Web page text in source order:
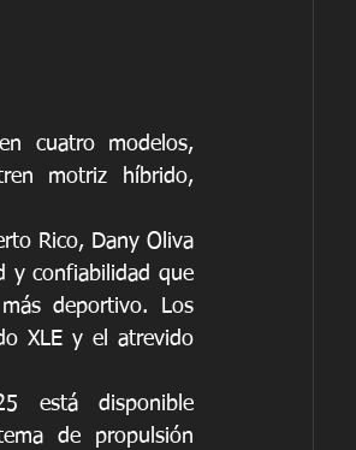
cuatro modelos,
motriz híbrido,
Rico, Dany Oliva
y confiabilidad que
deportivo. Los
XLE y el atrevido
está disponible
de propulsión